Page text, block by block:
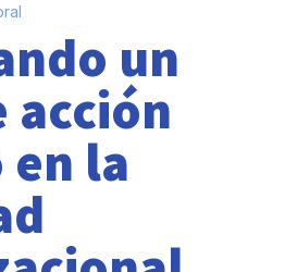
digital
expertos
un
acción
en la